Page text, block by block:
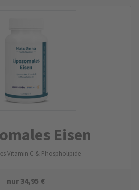
Eisen
Vitamin C & Phospholipide
nur34,95 €